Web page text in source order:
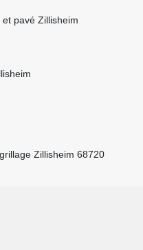
pavé Zillisheim
Zillisheim 68720